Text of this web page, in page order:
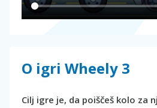
O igri Wheely 3
Cilj igre je, da poiščeš kolo za